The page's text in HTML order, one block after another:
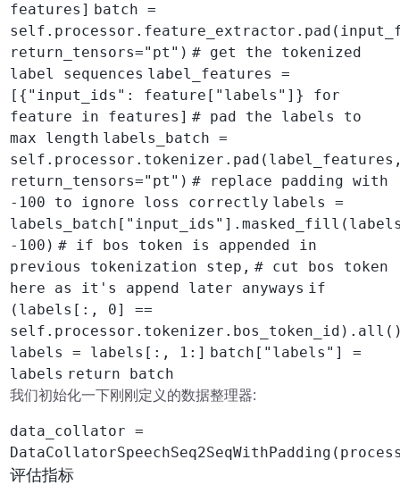
features] batch =
return_tensors="pt") # get the tokenized
label sequences label_features =
[{"input_ids": feature["labels"]} for
feature in features] # pad the labels to
max length labels_batch =
return_tensors="pt") # replace padding with
-100 to ignore loss correctly labels =
-100) # if bos token is appended in
previous tokenization step, # cut bos token
here as it's append later anyways if
(labels[:, 0] ==
labels = labels[:, 1:] batch["labels"] =
labels return batch
我们初始化一下刚刚定义的数据整理器:
data_collator =
评估指标